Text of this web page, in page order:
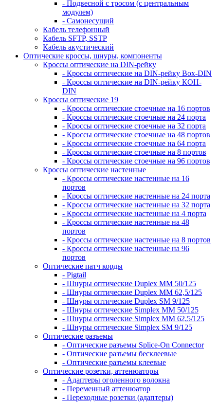
- Подвесной с тросом (с центральным
модулем)
- Самонесущий
Кабель телефонный
Кабель SFTP, SSTP
Кабель акустический
Оптические кроссы, шнуры, компоненты
Кроссы оптические на DIN-рейку
- Кроссы оптические на DIN-рейку Box-DIN
- Кроссы оптические на DIN-рейку КОН-
DIN
Кроссы оптические 19
- Кроссы оптические стоечные на 16 портов
- Кроссы оптические стоечные на 24 порта
- Кроссы оптические стоечные на 32 порта
- Кроссы оптические стоечные на 48 портов
- Кроссы оптические стоечные на 64 порта
- Кроссы оптические стоечные на 8 портов
- Кроссы оптические стоечные на 96 портов
Кроссы оптические настенные
- Кроссы оптические настенные на 16
портов
- Кроссы оптические настенные на 24 порта
- Кроссы оптические настенные на 32 порта
- Кроссы оптические настенные на 4 порта
- Кроссы оптические настенные на 48
портов
- Кроссы оптические настенные на 8 портов
- Кроссы оптические настенные на 96
портов
Оптические патч корды
- Pigtail
- Шнуры оптические Duplex MM 50/125
- Шнуры оптические Duplex MM 62,5/125
- Шнуры оптические Duplex SM 9/125
- Шнуры оптические Simplex MM 50/125
- Шнуры оптические Simplex MM 62,5/125
- Шнуры оптические Simplex SM 9/125
Оптические разъемы
- Оптические разъемы Splice-On Connector
- Оптические разъемы бесклеевые
- Оптические разъемы клеевые
Оптические розетки, аттенюаторы
- Адаптеры оголенного волокна
- Переменный аттенюатор
- Переходные розетки (адаптеры)